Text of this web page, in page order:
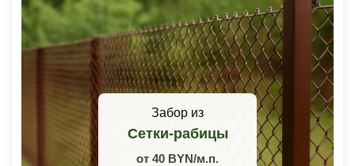
Забор из
Сетки-рабицы
от 40 BYN/м.п.